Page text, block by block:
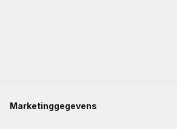
Marketinggegevens